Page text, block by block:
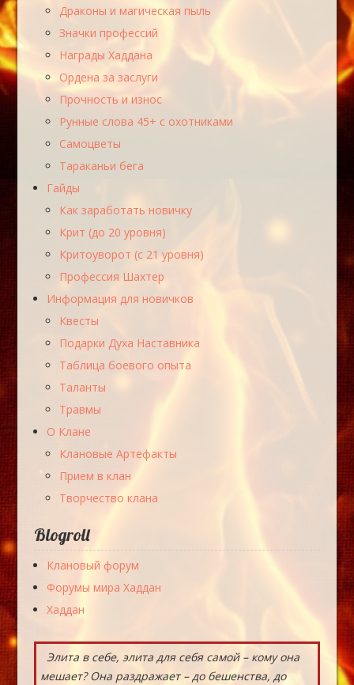
Драконы и магическая пыль
Значки профессий
Награды Хаддана
Ордена за заслуги
Прочность и износ
Рунные слова 45+ с охотниками
Самоцветы
Тараканьи бега
Гайды
Как заработать новичку
Крит (до 20 уровня)
Критоуворот (с 21 уровня)
Профессия Шахтер
Информация для новичков
Квесты
Подарки Духа Наставника
Таблица боевого опыта
Таланты
Травмы
О Клане
Клановые Артефакты
Прием в клан
Творчество клана
Blogroll
Клановый форум
Форумы мира Хаддан
Хаддан
Элита в себе, элита для себя самой – кому она
мешает? Она раздражает – до бешенства, до